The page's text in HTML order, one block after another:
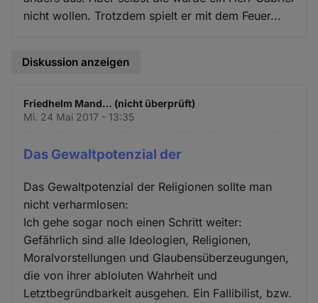
nicht wollen. Trotzdem spielt er mit dem Feuer...
Diskussion anzeigen
Friedhelm Mand… (nicht überprüft)
Mi. 24 Mai 2017 - 13:35
Das Gewaltpotenzial der
Das Gewaltpotenzial der Religionen sollte man
nicht verharmlosen:
Ich gehe sogar noch einen Schritt weiter:
Gefährlich sind alle Ideologien, Religionen,
Moralvorstellungen und Glaubensüberzeugungen,
die von ihrer abloluten Wahrheit und
Letztbegründbarkeit ausgehen. Ein Fallibilist, bzw.